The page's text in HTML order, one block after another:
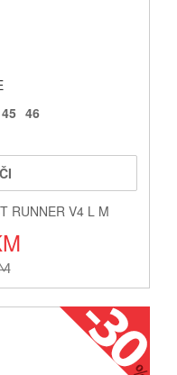
45 46
RUNNER V4 L M